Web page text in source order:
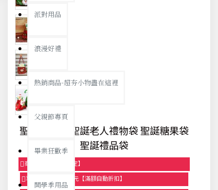
派對用品
浪漫好禮
熱銷商品-超夯小物盡在這裡
父親節專頁
畢業狂歡季
開學季用品
聖誕裝飾品 聖誕老人禮物袋 聖誕糖果袋
聖誕禮品袋
商品95折【今日限定】
享滿1000元折100元【滿額自動折扣】